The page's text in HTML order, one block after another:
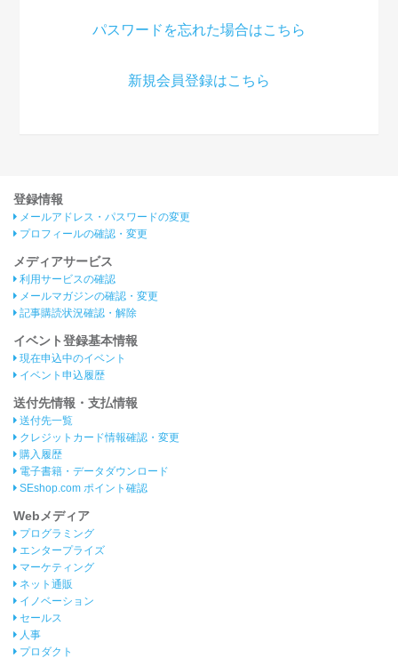
パスワードを忘れた場合はこちら
新規会員登録はこちら
登録情報
メールアドレス・パスワードの変更
プロフィールの確認・変更
メディアサービス
利用サービスの確認
メールマガジンの確認・変更
記事購読状況確認・解除
イベント登録基本情報
現在申込中のイベント
イベント申込履歴
送付先情報・支払情報
送付先一覧
クレジットカード情報確認・変更
購入履歴
電子書籍・データダウンロード
SEshop.com ポイント確認
Webメディア
プログラミング
エンタープライズ
マーケティング
ネット通販
イノベーション
セールス
人事
プロダクト